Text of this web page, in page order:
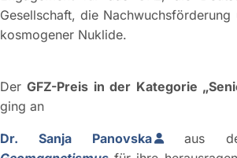
Gesellschaft, die
kosmogener Nuklide.
DerGFZ-Preis in der Kategorie
ging an
Dr. Sanja Panovska aus